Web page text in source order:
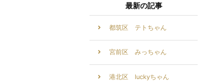
最新の記事
都筑区 テトちゃん
宮前区 みっちゃん
港北区 luckyちゃん